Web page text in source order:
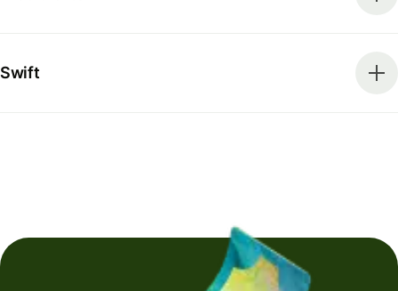
Swift